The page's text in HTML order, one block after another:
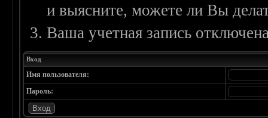
и выясните, можете ли Вы
Ваша учетная запись
Вход
Имя пользователя:
Пароль: